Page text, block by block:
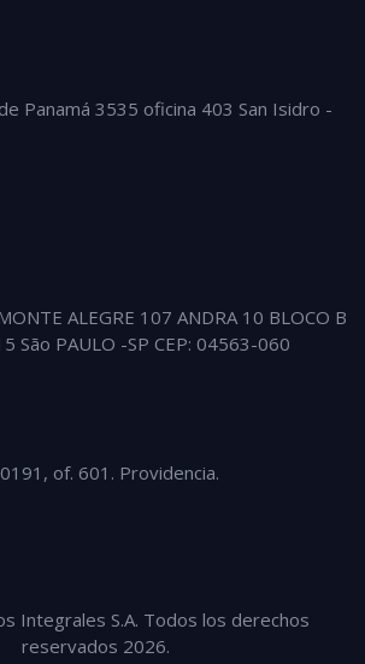
Panamá 3535 oficina 403 San Isidro -
ALEGRE 107 ANDRA 10 BLOCO B
São PAULO -SP CEP: 04563-060
of. 601. Providencia.
Integrales S.A. Todos los derechos
reservados 2026.